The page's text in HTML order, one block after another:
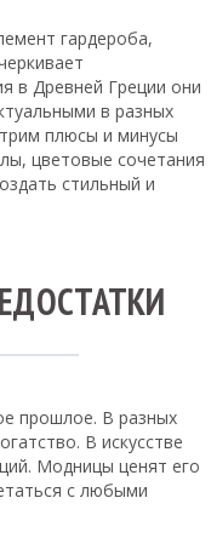
гардероба,
в Древней Греции они
в разных
плюсы и минусы
цветовые сочетания
стильный и
прошлое. В разных
В искусстве
Модницы ценят его
с любыми